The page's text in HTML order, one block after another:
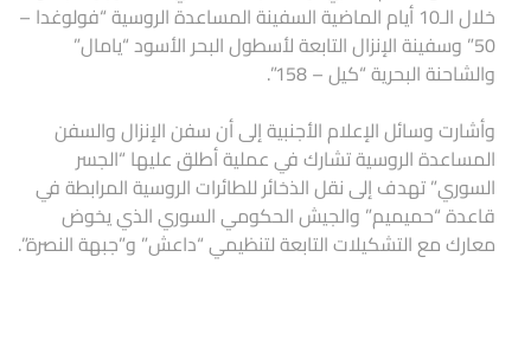
خلال الـ10 أيام الماضية السفينة المساعدة الروسية “فولوغدا –
50” وسفينة الإنزال التابعة لأسطول البحر الأسود “يامال”
والشاحنة البحرية “كيل – 158”.
وأشارت وسائل الإعلام الأجنبية إلى أن سفن الإنزال والسفن
المساعدة الروسية تشارك في عملية أطلق عليها “الجسر
السوري” تهدف إلى نقل الذخائر للطائرات الروسية المرابطة في
قاعدة “حميميم” والجيش الحكومي السوري الذي يخوض
معارك مع التشكيلات التابعة لتنظيمي “داعش” و”جبهة النصرة”.